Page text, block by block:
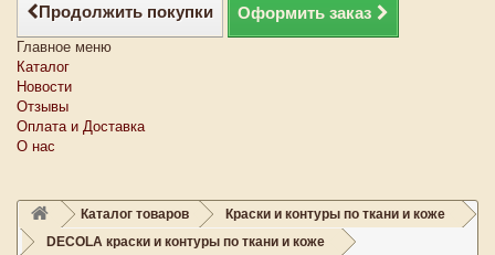
Продолжить покупки Оформить заказ
Главное меню
Каталог
Новости
Отзывы
Оплата и Доставка
О нас
Каталог товаров
Краски и контуры по ткани и коже
DECOLA краски и контуры по ткани и коже